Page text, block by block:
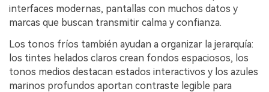
interfaces modernas, pantallas con muchos datos y
marcas que buscan transmitir calma y confianza.
Los tonos fríos también ayudan a organizar la jerarquía:
los tintes helados claros crean fondos espaciosos, los
tonos medios destacan estados interactivos y los azules
marinos profundos aportan contraste legible para